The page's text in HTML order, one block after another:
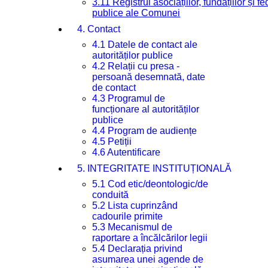
3.11 Registrul asociațiilor, fundațiilor și
publice ale Comunei
4. Contact
4.1 Datele de contact ale
autorităților publice
4.2 Relații cu presa -
persoană desemnată, date
de contact
4.3 Programul de
funcționare al autorităților
publice
4.4 Program de audiențe
4.5 Petiții
4.6 Autentificare
5. INTEGRITATE INSTITUȚIONALĂ
5.1 Cod etic/deontologic/de
conduită
5.2 Lista cuprinzând
cadourile primite
5.3 Mecanismul de
raportare a încălcărilor legii
5.4 Declarația privind
asumarea unei agende de